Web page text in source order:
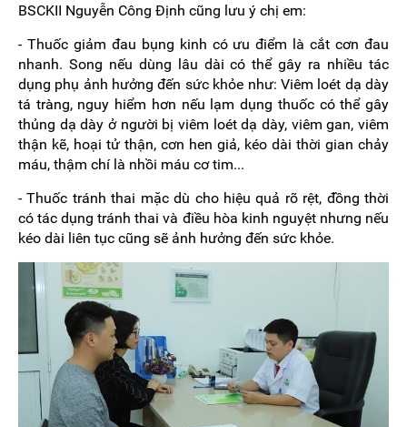
BSCKII Nguyễn Công Định cũng lưu ý chị em:
- Thuốc giảm đau bụng kinh có ưu điểm là cắt cơn đau
nhanh. Song nếu dùng lâu dài có thể gây ra nhiều tác
dụng phụ ảnh hưởng đến sức khỏe như: Viêm loét dạ dày
tá tràng, nguy hiểm hơn nếu lạm dụng thuốc có thể gây
thủng dạ dày ở người bị viêm loét dạ dày, viêm gan, viêm
thận kẽ, hoại tử thận, cơn hen giả, kéo dài thời gian chảy
máu, thậm chí là nhồi máu cơ tim...
- Thuốc tránh thai mặc dù cho hiệu quả rõ rệt, đồng thời
có tác dụng tránh thai và điều hòa kinh nguyệt nhưng nếu
kéo dài liên tục cũng sẽ ảnh hưởng đến sức khỏe.